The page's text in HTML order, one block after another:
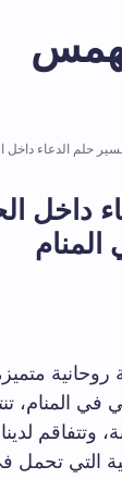
حلم الدعاء داخل
داخل
المنام
في المنام،
وتتفاقم
التي تحمل